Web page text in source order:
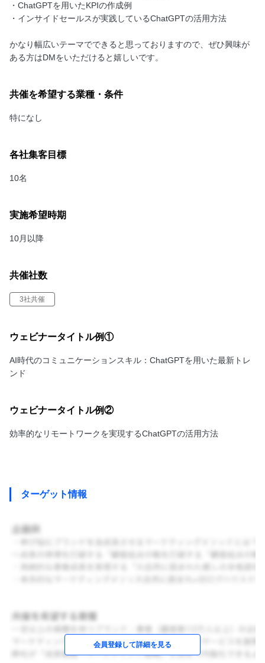
・ChatGPTを用いたKPIの作成例
・インサイドセールスが実践しているChatGPTの活用方法
かなり幅広いテーマでできると思っておりますので、ぜひ興味が
ある方はDMをいただけると嬉しいです。
共催を希望する業種・条件
特になし
各社集客目標
10名
実施希望時期
10月以降
共催社数
3社共催
ウェビナータイトル例①
AI時代のコミュニケーションスキル：ChatGPTを用いた最新トレ
ンド
ウェビナータイトル例②
効率的なリモートワークを実現するChatGPTの活用方法
ターゲット情報
会員登録して詳細を見る